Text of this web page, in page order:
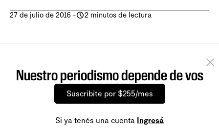
27 de julio de 2016 - 2 minutos de lectura
Nuestro periodismo depende de vos
Suscribite por $255/mes
Si ya tenés una cuenta Ingresá